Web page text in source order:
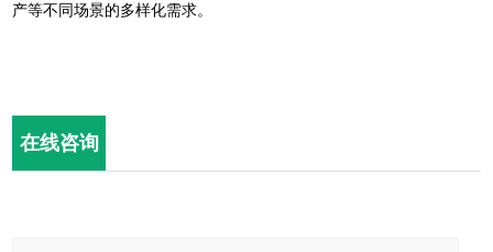
产等不同场景的多样化需求。
在线咨询